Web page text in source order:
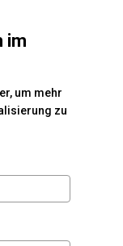
im
um mehr
zu